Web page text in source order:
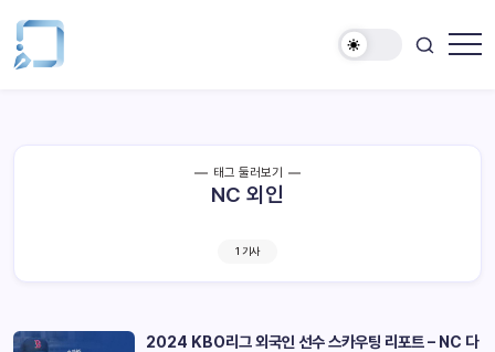
태그 둘러보기
NC 외인
1 기사
2024 KBO리그 외국인 선수 스카우팅 리포트 – NC 다